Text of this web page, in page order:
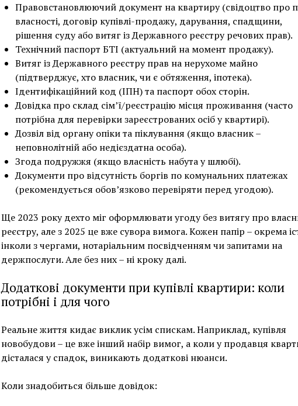
Правовстановлюючий документ на квартиру (свідоцтво про
власності, договір купівлі-продажу, дарування, спадщини,
рішення суду або витяг із Державного реєстру речових прав).
Технічний паспорт БТІ (актуальний на момент продажу).
Витяг із Державного реєстру прав на нерухоме майно
(підтверджує, хто власник, чи є обтяження, іпотека).
Ідентифікаційний код (ІПН) та паспорт обох сторін.
Довідка про склад сім’ї/реєстрацію місця проживання (часто
потрібна для перевірки зареєстрованих осіб у квартирі).
Дозвіл від органу опіки та піклування (якщо власник –
неповнолітній або недієздатна особа).
Згода подружжя (якщо власність набута у шлюбі).
Документи про відсутність боргів по комунальних платежах
(рекомендується обов’язково перевіряти перед угодою).
Ще 2023 року дехто міг оформлювати угоду без витягу про
реєстру, але з 2025 це вже сувора вимога. Кожен папір – окрема
інколи з чергами, нотаріальним посвідченням чи запитами на
держпослуги. Але без них – ні кроку далі.
Додаткові документи при купівлі квартири: коли
потрібні і для чого
Реальне життя кидає виклик усім спискам. Наприклад, купівля
новобудови – це вже інший набір вимог, а коли у продавця
дісталася у спадок, виникають додаткові нюанси.
Коли знадобиться більше довідок: